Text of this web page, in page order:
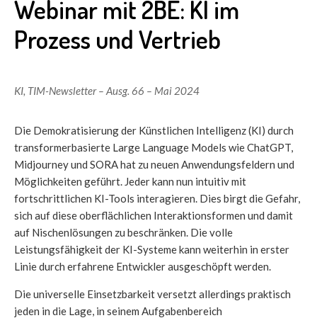
Webinar mit 2BE: KI im
Prozess und Vertrieb
KI, TIM-Newsletter – Ausg. 66 – Mai 2024
Die Demokratisierung der Künstlichen Intelligenz (KI) durch
transformerbasierte Large Language Models wie ChatGPT,
Midjourney und SORA hat zu neuen Anwendungsfeldern und
Möglichkeiten geführt. Jeder kann nun intuitiv mit
fortschrittlichen KI-Tools interagieren. Dies birgt die Gefahr,
sich auf diese oberflächlichen Interaktionsformen und damit
auf Nischenlösungen zu beschränken. Die volle
Leistungsfähigkeit der KI-Systeme kann weiterhin in erster
Linie durch erfahrene Entwickler ausgeschöpft werden.
Die universelle Einsetzbarkeit versetzt allerdings praktisch
jeden in die Lage, in seinem Aufgabenbereich